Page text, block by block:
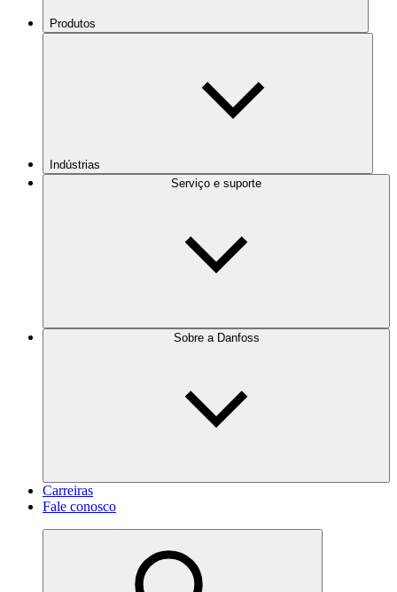
Produtos
Indústrias
Serviço e suporte
Sobre a Danfoss
Carreiras
Fale conosco